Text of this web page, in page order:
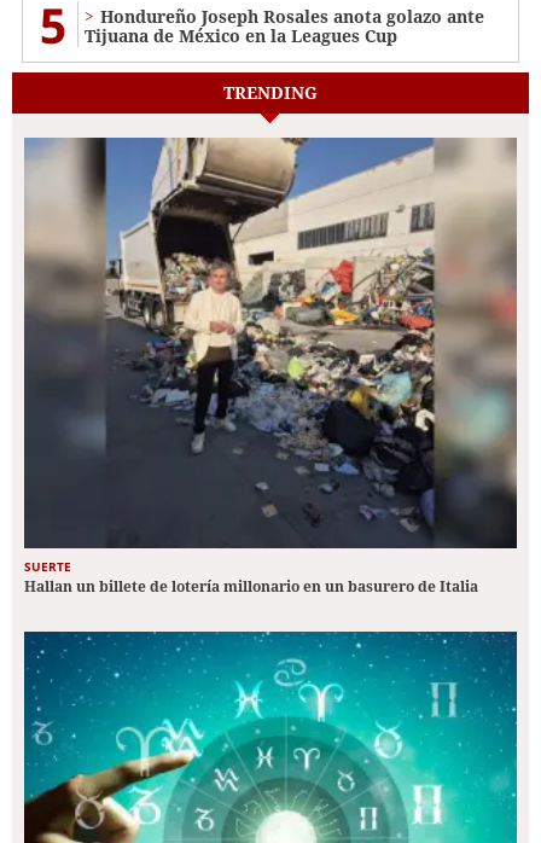
5
Hondureño Joseph Rosales anota golazo ante
Tijuana de México en la Leagues Cup
TRENDING
SUERTE
Hallan un billete de lotería millonario en un basurero de Italia